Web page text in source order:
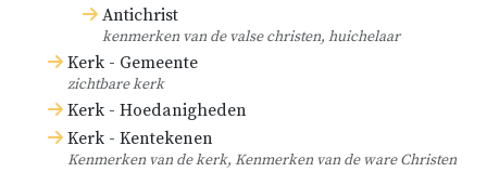
Antichrist
kenmerken van de valse christen, huichelaar
Kerk - Gemeente
zichtbare kerk
Kerk - Hoedanigheden
Kerk - Kentekenen
Kenmerken van de kerk, Kenmerken van de ware Christen